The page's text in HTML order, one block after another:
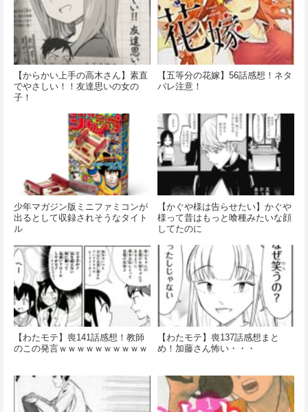
【からかい上手の高木さん】素直
でやさしい！！友達思いの女の
子！
【五等分の花嫁】56話感想！ネタ
バレ注意！
少年マガジン版ミニファミコンが
出るとして収録されそうなタイト
ル
【かぐや様は告らせたい】かぐや
様って昔はもっと喰種みたいな顔
してたのに
【わたモテ】喪141話感想！教師
のこの発言ｗｗｗｗｗｗｗｗｗｗ
【わたモテ】喪137話感想まと
め！加藤さん怖い・・・